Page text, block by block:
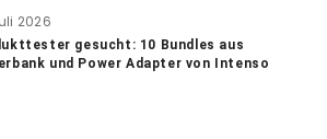
2026
gesucht: 10 Bundles aus
und Power Adapter von Intenso